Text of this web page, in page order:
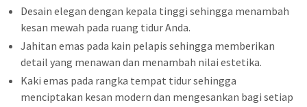
Desain elegan dengan kepala tinggi sehingga menambah
kesan mewah pada ruang tidur Anda.
Jahitan emas pada kain pelapis sehingga memberikan
detail yang menawan dan menambah nilai estetika.
Kaki emas pada rangka tempat tidur sehingga
menciptakan kesan modern dan mengesankan bagi setiap